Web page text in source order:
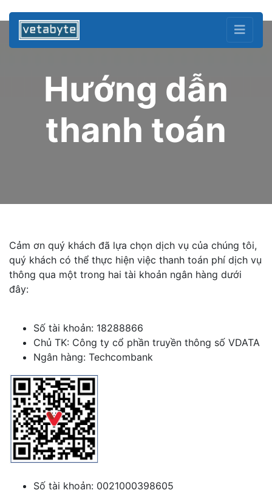
Hướng dẫn
thanh toán
Cảm ơn quý khách đã lựa chọn dịch vụ của chúng tôi,
quý khách có thể thực hiện việc thanh toán phí dịch vụ
thông qua một trong hai tài khoản ngân hàng dưới
đây:
Số tài khoản: 18288866
Chủ TK: Công ty cổ phần truyền thông số VDATA
Ngân hàng: Techcombank
Số tài khoản: 0021000398605